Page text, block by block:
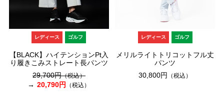
レディース ゴルフ
【BLACK】ハイテンションPt入
り履きこみストレート長パンツ
29,700円（税込）
20,790円 （税込）
レディース ゴルフ
メリルライトトリコットフル丈
パンツ
30,800円
（税込）